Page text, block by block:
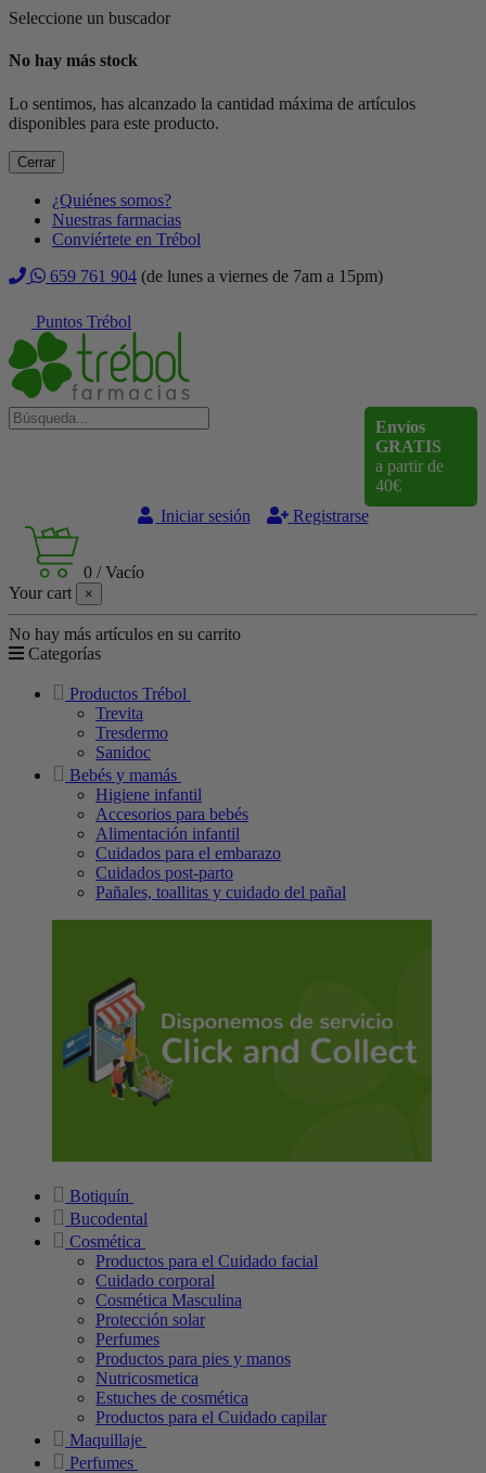
Seleccione un buscador
No hay más stock
Lo sentimos, has alcanzado la cantidad máxima de artículos
disponibles para este producto.
Cerrar
¿Quiénes somos?
Nuestras farmacias
Conviértete en Trébol
659 761 904 (de lunes a viernes de 7am a 15pm)
Puntos Trébol
Envíos
GRATIS
a partir de
40€
Iniciar sesión
Registrarse
0 /Vacío
Your cart
×
No hay más artículos en su carrito
Categorías
Productos Trébol
Trevita
Tresdermo
Sanidoc
Bebés y mamás
Higiene infantil
Accesorios para bebés
Alimentación infantil
Cuidados para el embarazo
Cuidados post-parto
Pañales, toallitas y cuidado del pañal
Botiquín
Bucodental
Cosmética
Productos para el Cuidado facial
Cuidado corporal
Cosmética Masculina
Protección solar
Perfumes
Productos para pies y manos
Nutricosmetica
Estuches de cosmética
Productos para el Cuidado capilar
Maquillaje
Perfumes